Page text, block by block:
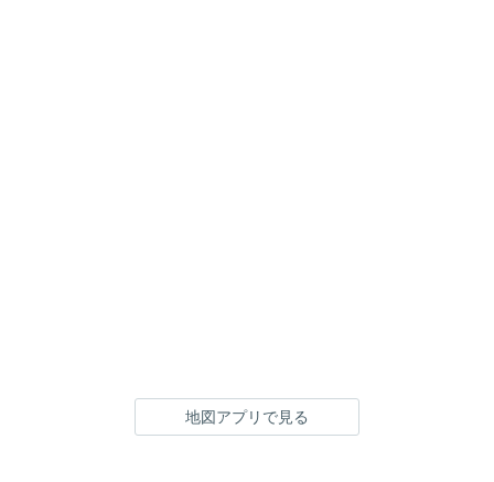
地図アプリで見る